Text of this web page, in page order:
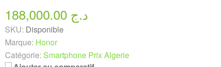
188,000.00 د.ج
SKU: Disponible
Marque: Honor
Catégorie: Smartphone Prix Algerie